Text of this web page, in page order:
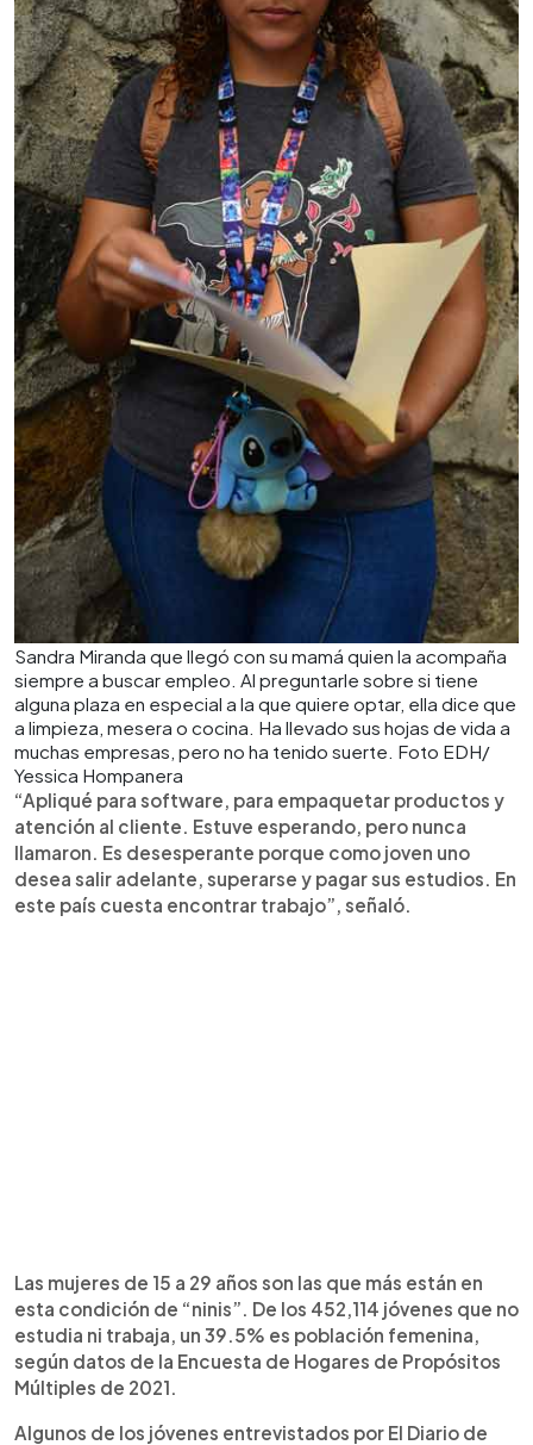
Sandra Miranda que llegó con su mamá quien la acompaña
siempre a buscar empleo. Al preguntarle sobre si tiene
alguna plaza en especial a la que quiere optar, ella dice que
a limpieza, mesera o cocina. Ha llevado sus hojas de vida a
muchas empresas, pero no ha tenido suerte. Foto EDH/
Yessica Hompanera
“Apliqué para software, para empaquetar productos y
atención al cliente. Estuve esperando, pero nunca
llamaron. Es desesperante porque como joven uno
desea salir adelante, superarse y pagar sus estudios. En
este país cuesta encontrar trabajo”, señaló.
Las mujeres de 15 a 29 años son las que más están en
esta condición de “ninis”. De los 452,114 jóvenes que no
estudia ni trabaja, un 39.5% es población femenina,
según datos de la Encuesta de Hogares de Propósitos
Múltiples de 2021.
Algunos de los jóvenes entrevistados por El Diario de